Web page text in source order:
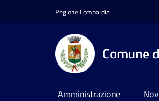
Regione Lombardia
Comune
Amministrazione